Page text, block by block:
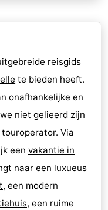
reisgids
te bieden heeft.
onafhankelijke en
niet gelieerd zijn
Via
een vakantie in
naar een luxueus
, een modern
, een ruime